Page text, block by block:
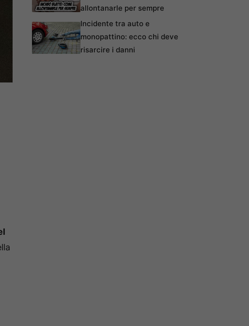
allontanarle per sempre
Incidente tra auto e
monopattino: ecco chi deve
risarcire i danni